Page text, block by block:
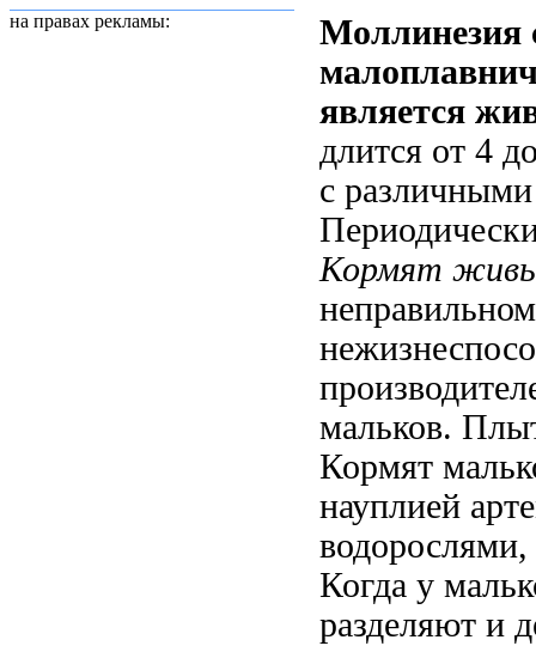
на правах рекламы:
Моллинезия
является
длится от 4
с
Кормят
мальков.
Кормят
науплией
Когда у
разделяют и